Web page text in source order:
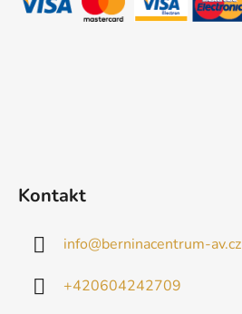
Kontakt
info@berninacentrum-av.cz
+420604242709